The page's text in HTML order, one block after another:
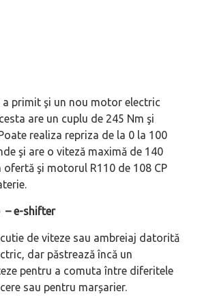
a primit şi un nou motor electric
are un cuplu de 245 Nm şi
realiza repriza de la 0 la 100
şi are o viteză maximă de 140
ofertă şi motorul R110 de 108 CP
–e-shifter
de viteze sau ambreiaj datorită
dar păstrează încă un
pentru a comuta între diferitele
sau pentru marșarier.